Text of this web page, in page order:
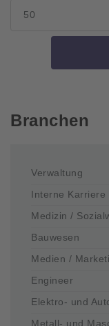
Branchen
Verwaltung
Interne Karriere
Medizin /
Bauwesen
Medien /
Engineer
Elektro- und
Metall- und